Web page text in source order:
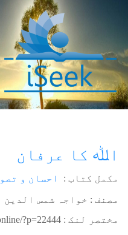
اﷲ کا عرفان
مکمل کتاب : احسان و
مصنف : خواجہ شمس الدین
مختصر لنک : ?p=22444